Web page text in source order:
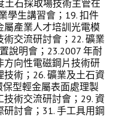
土石採取場技術主管在
學生講習會；19. 扣件
屬產業人才培訓光電模
交流研討會；22. 礦業
說明會；23.2007 年耐
方向性電磁鋼片技術研
術；26. 礦業及土石資
型輕金屬表面處理製
術交流研討會；29. 資
討會；31. 手工具用鋼